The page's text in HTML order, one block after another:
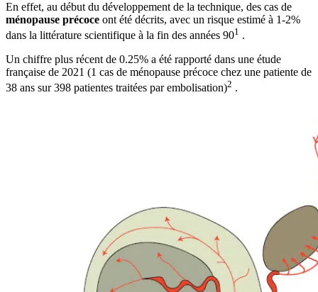
En effet, au début du développement de la technique, des cas de
ménopause précoce ont été décrits, avec un risque estimé à 1-2%
dans la littérature scientifique à la fin des années 901 .
Un chiffre plus récent de 0.25% a été rapporté dans une étude
française de 2021 (1 cas de ménopause précoce chez une patiente de
38 ans sur 398 patientes traitées par embolisation)2 .